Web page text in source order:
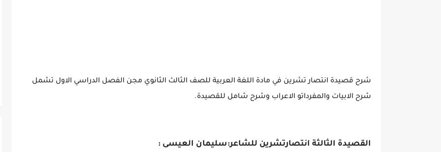
شرح قصيدة انتصار تشرين في مادة اللغة العربية للصف الثالث الثانوي مجن الفصل الدراسي الاول تشمل
شرح الابيات والمفرداتو الاعراب وشرح شامل للقصيدة.
القصيدة الثالثة انتصارتشرين للشاعر:سليمان العيسى :